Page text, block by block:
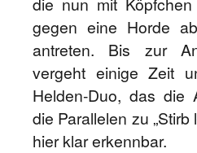
gegen eine Horde
antreten. Bis zur
vergeht einige Zeit
Helden-Duo, das die
die Parallelen zu
hier klar erkennbar.